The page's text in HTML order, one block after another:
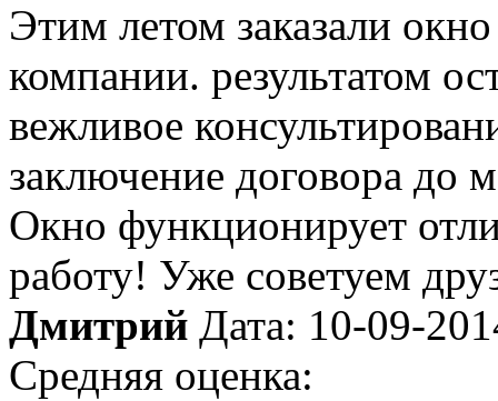
Этим летом заказали
компании. результатом
вежливое
заключение договора до
Окно функционирует
работу! Уже советуем
Дмитрий Дата: 10-09-
Средняя оценка: